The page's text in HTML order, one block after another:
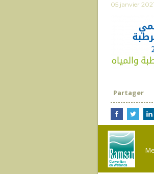
05 janvier 2021
Partager